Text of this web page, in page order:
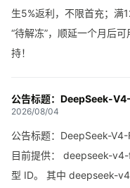
生5%返利，不限首充；满
“待解冻”，顺延一个月后
持！
公告标题：DeepSeek-
2026/08/04
公告标题：DeepSeek-
目前提供： deepseek-
型 ID。 其中 deepseek-